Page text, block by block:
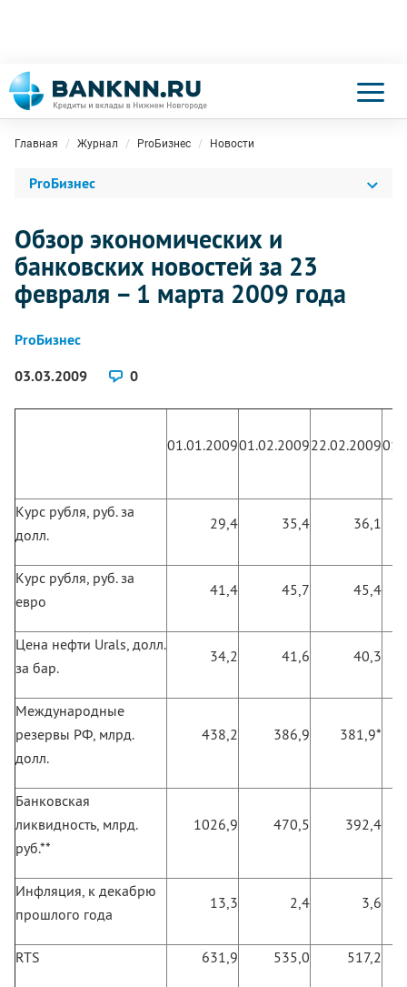
Главная Журнал ProБизнес Новости
ProБизнес
Обзор экономических и
банковских новостей за 23
февраля – 1 марта 2009 года
ProБизнес
03.03.2009
0
01.01.200901.02.200922.02.2009
Курс рубля, руб. за
долл.
29,4 35,4 36,1
Курс рубля, руб. за
евро
41,4 45,7 45,4
Цена нефти Urals, долл.
за бар.
34,2 41,6 40,3
Международные
резервы РФ, млрд.
долл.
438,2 386,9 381,9*
Банковская
ликвидность, млрд.
руб.**
1026,9 470,5 392,4
Инфляция, к декабрю
прошлого года
13,3 2,4 3,6
RTS 631,9 535,0 517,2